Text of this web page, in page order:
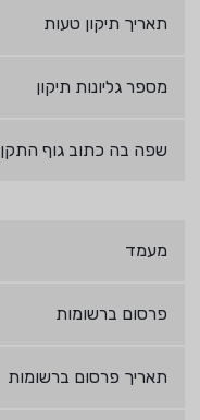
תאריך תיקון טעות
מספר גליונות תיקון
שפה בה כתוב גוף התקן
מעמד
פרסום ברשומות
תאריך פרסום ברשומות